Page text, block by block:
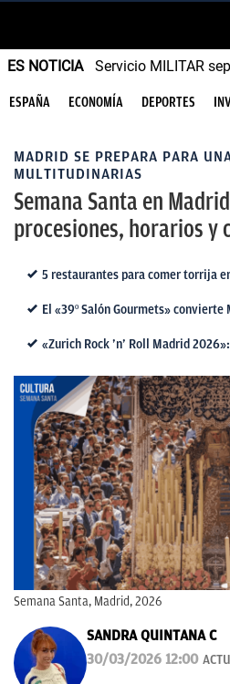
ES NOTICIA Servicio MILITAR
ESPAÑA ECONOMÍA DEPORTES
MADRID SE PREPARA PARA
MULTITUDINARIAS
Semana Santa en
procesiones, horarios y
5 restaurantes para comer torrija
El «39º Salón Gourmets»
«Zurich Rock ’n’ Roll Madrid
Semana Santa, Madrid, 2026
SANDRA QUINTANA C
30/03/2026 12:00